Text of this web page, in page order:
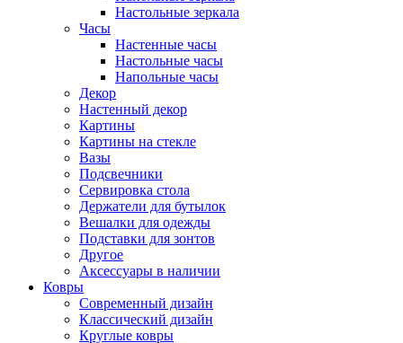
Настольные зеркала
Часы
Настенные часы
Настольные часы
Напольные часы
Декор
Настенный декор
Картины
Картины на стекле
Вазы
Подсвечники
Сервировка стола
Держатели для бутылок
Вешалки для одежды
Подставки для зонтов
Другое
Аксессуары в наличии
Ковры
Современный дизайн
Классический дизайн
Круглые ковры